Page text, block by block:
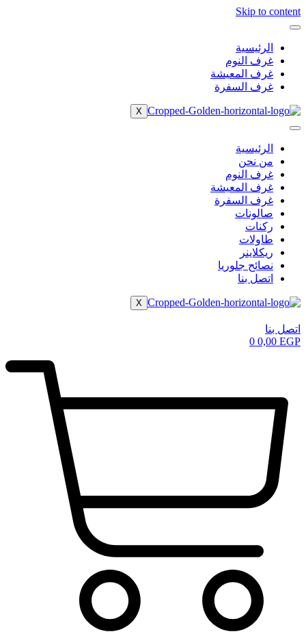
Skip to content
الرئيسية
غرف النوم
غرف المعيشة
غرف السفرة
X
الرئيسية
من نحن
غرف النوم
غرف المعيشة
غرف السفرة
صالونات
ركنات
طاولات
ريكلاينر
نصائح جلوريا
اتصل بنا
X
اتصل بنا
0,00 EGP
0